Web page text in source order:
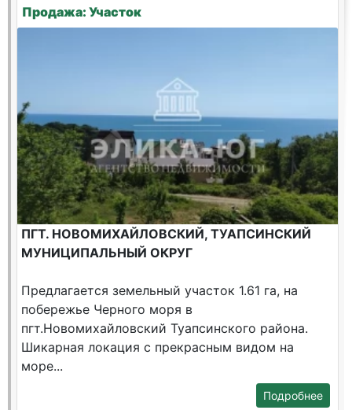
Продажа: Участок
ПГТ. НОВОМИХАЙЛОВСКИЙ, ТУАПСИНСКИЙ
МУНИЦИПАЛЬНЫЙ ОКРУГ
Предлагается земельный участок 1.61 га, на
побережье Черного моря в
пгт.Новомихайловский Туапсинского района.
Шикарная локация c прекрасным видом на
море...
Подробнее